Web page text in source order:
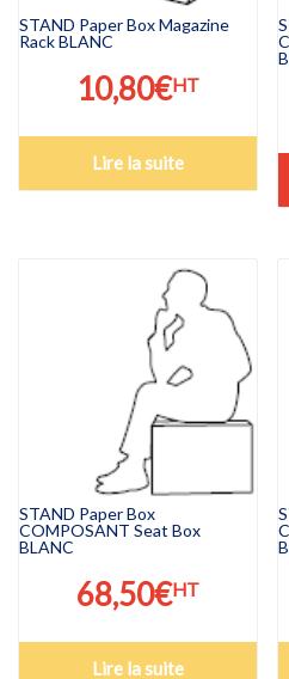
STAND Paper Box Magazine
Rack BLANC
10,80€HT
Lire la suite
STAND Paper Box
COMPOSANT Seat Box
BLANC
68,50€HT
Lire la suite